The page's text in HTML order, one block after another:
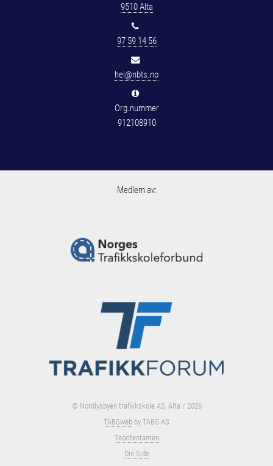
9510 Alta
97 59 14 56
hei@nbts.no
Org.nummer
912108910
Medlem av:
© Nordlysbyen trafikkskole AS, Alta / 2026
TABSweb by TABS AS
Teoritentamen
Din Side